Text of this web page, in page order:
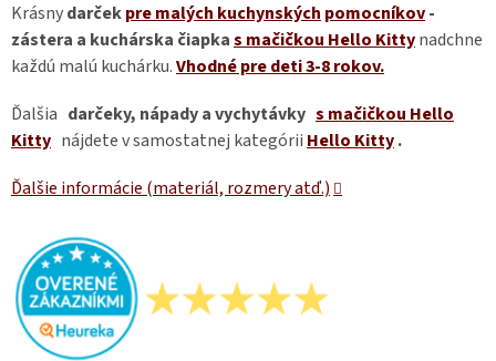
Krásnydarčekpre malých kuchynských pomocníkov-
zástera a kuchárska čiapkas mačičkou Hello Kittynadchne
každú malú kuchárku.Vhodné pre deti 3-8 rokov.
Ďalšia darčeky, nápady a vychytávky s mačičkou Hello
Kitty nájdete v samostatnej kategórii Hello Kitty.
Ďalšie informácie (materiál, rozmery atď.)